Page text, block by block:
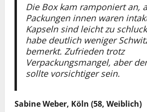
Die Box kam ramponiert an,
Packungen innen waren
Kapseln sind leicht zu
habe deutlich weniger
bemerkt. Zufrieden trotz
Verpackungsmangel, aber
sollte vorsichtiger sein.
Sabine Weber, Köln (58, Weiblich)